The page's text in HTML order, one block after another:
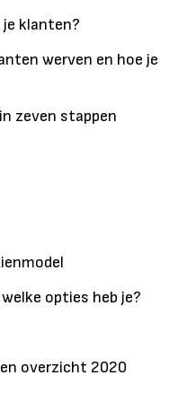
klanten?
werven en hoe je
zeven stappen
opties heb je?
overzicht 2020